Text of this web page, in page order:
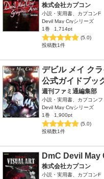
株式会社カプコン
小説・実用書、カプコンF
Devil May Cryシリーズ
1巻
1,714pt
(5.0)
投稿数1件
デビル メイ ク
公式ガイドブッ
週刊ファミ通編集部
小説・実用書、カプコンフ
Devil May Cryシリーズ
1巻
1,900pt
(5.0)
投稿数1件
DmC Devil May
株式会社カプコン
小説・実用書、カプコンF